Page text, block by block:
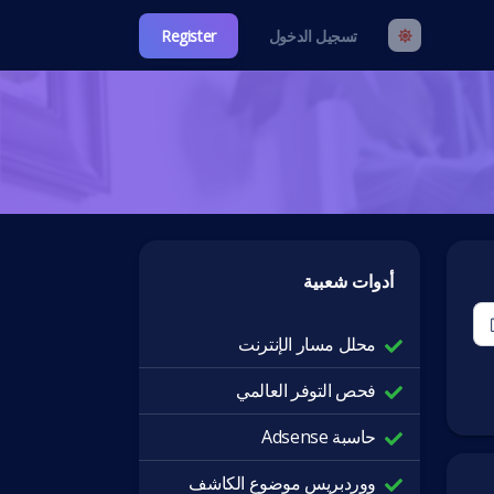
تسجيل الدخول Register
أدوات شعبية
محلل مسار الإنترنت
فحص التوفر العالمي
حاسبة Adsense
ووردبريس موضوع الكاشف